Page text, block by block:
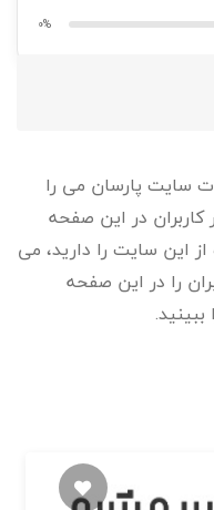
0%
سایت پارسان می را
کاربران در این صفحه
این سایت را دارید، می
را در این صفحه